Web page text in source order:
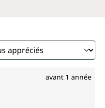
avant 1 année